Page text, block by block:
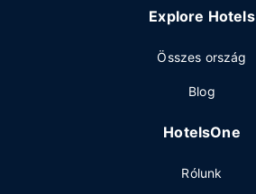
Explore Hotels
Összes ország
Blog
HotelsOne
Rólunk